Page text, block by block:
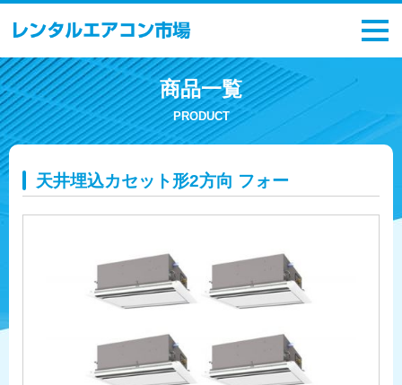
商品一覧
PRODUCT
天井埋込カセット形2方向 フォー